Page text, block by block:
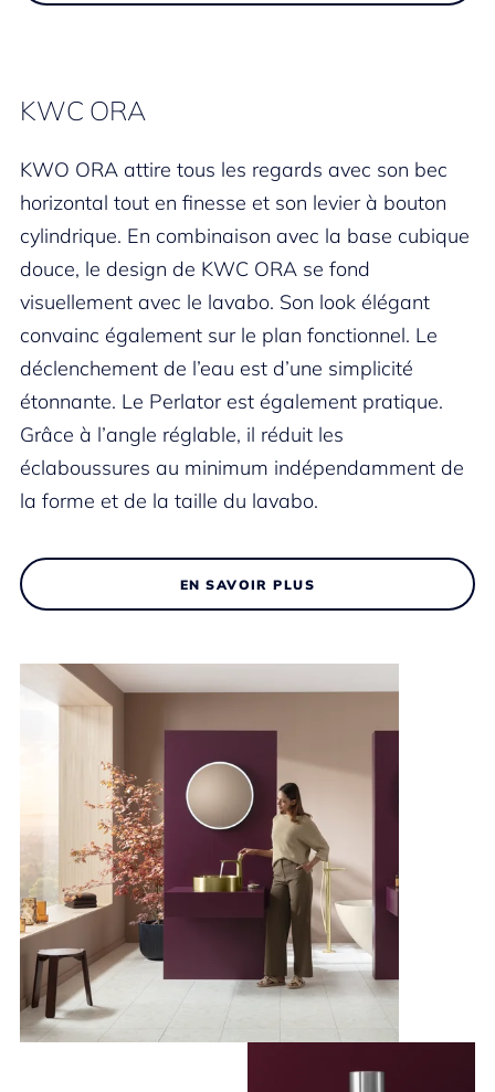
KWC ORA
KWO ORA attire tous les regards avec son bec
horizontal tout en finesse et son levier à bouton
cylindrique. En combinaison avec la base cubique
douce, le design de KWC ORA se fond
visuellement avec le lavabo. Son look élégant
convainc également sur le plan fonctionnel. Le
déclenchement de l’eau est d’une simplicité
étonnante. Le Perlator est également pratique.
Grâce à l’angle réglable, il réduit les
éclaboussures au minimum indépendamment de
la forme et de la taille du lavabo.
EN SAVOIR PLUS